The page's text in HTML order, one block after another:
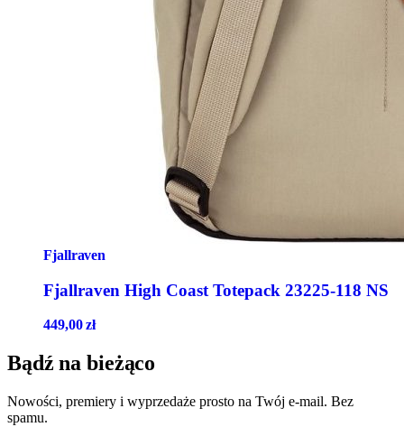
Fjallraven
Fjallraven High Coast Totepack 23225-118 NS
449,00zł
Bądź na bieżąco
Nowości, premiery i wyprzedaże prosto na Twój e-mail. Bez
spamu.